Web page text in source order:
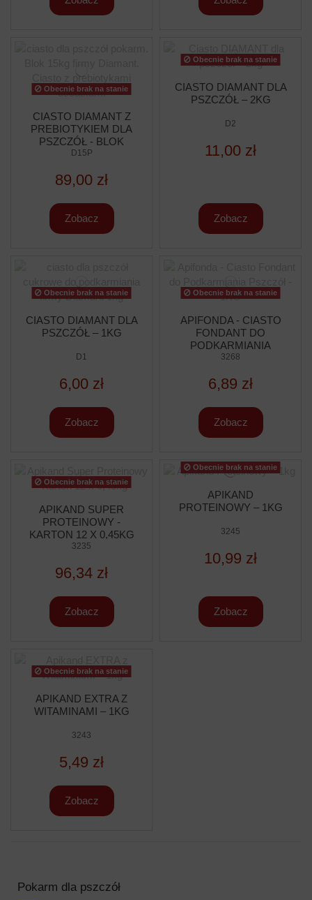
Obecnie brak na stanie
CIASTO DIAMANT Z
PREBIOTYKIEM DLA
PSZCZÓŁ - BLOK
15KG
D15P
89,00 zł
Zobacz
Obecnie brak na stanie
CIASTO DIAMANT DLA
PSZCZÓŁ – 2KG
D2
11,00 zł
Zobacz
Obecnie brak na stanie
CIASTO DIAMANT DLA
PSZCZÓŁ – 1KG
D1
6,00 zł
Zobacz
Obecnie brak na stanie
APIFONDA - CIASTO
FONDANT DO
PODKARMIANIA
PSZCZÓŁ - 1KG
3268
6,89 zł
Zobacz
Obecnie brak na stanie
APIKAND SUPER
PROTEINOWY -
KARTON 12 X 0,45KG
3235
96,34 zł
Zobacz
Obecnie brak na stanie
APIKAND
PROTEINOWY – 1KG
3245
10,99 zł
Zobacz
Obecnie brak na stanie
APIKAND EXTRA Z
WITAMINAMI – 1KG
3243
5,49 zł
Zobacz
Pokarm dla pszczół